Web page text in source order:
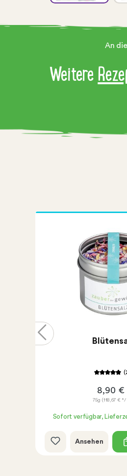
An
Weitere
8,90 €
75g (118,67 €
Sofort verfügbar,
Ansehen